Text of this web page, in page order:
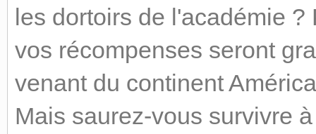
les dortoirs de l'académie
vos récompenses seront
venant du continent
Mais saurez-vous survivre